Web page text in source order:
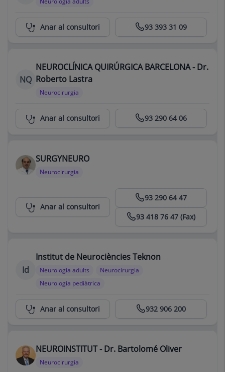
Centro Médico Teknon 93 393 31 09
Anar al consultori
NQ
NEUROCLÍNICA QUIRÚRGICA BARCELONA - Dr.
Roberto Lastra
Neurocirurgia
Neuroclínica Quirúrgica Barcelona93 290 64 06
Anar al consultori
SURGYNEURO
Neurocirurgia
93 290 64 47
93 418 76 47 (Fax)
Anar al consultori
Id
Institut de Neurociències Teknon
Neurologia adults
Neurocirurgia
Neurologia pediàtrica
932 906 200
Anar al consultori
NEUROINSTITUT - Dr. Bartolomé Oliver
Neurocirurgia